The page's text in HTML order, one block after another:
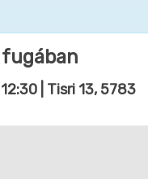
12:30 | Tisri 13, 5783